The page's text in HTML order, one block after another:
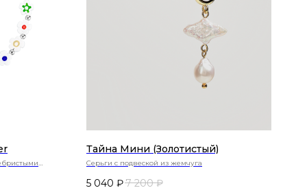
Тайна Мини (золотистый)
Серьги с подвеской из жемчуга
5 040 ₽7 200 ₽